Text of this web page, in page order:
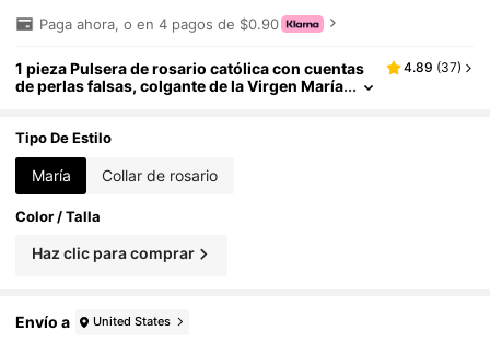
Paga ahora, o en 4 pagos de $0.90
1 pieza Pulsera de rosario católica con cuentas
de perlas falsas, colgante de la Virgen María
dera, regalo de boda, unisex
4.89 (37)
Tipo De Estilo
María Collar de rosario
Color / Talla
Haz clic para comprar
Envío a United States